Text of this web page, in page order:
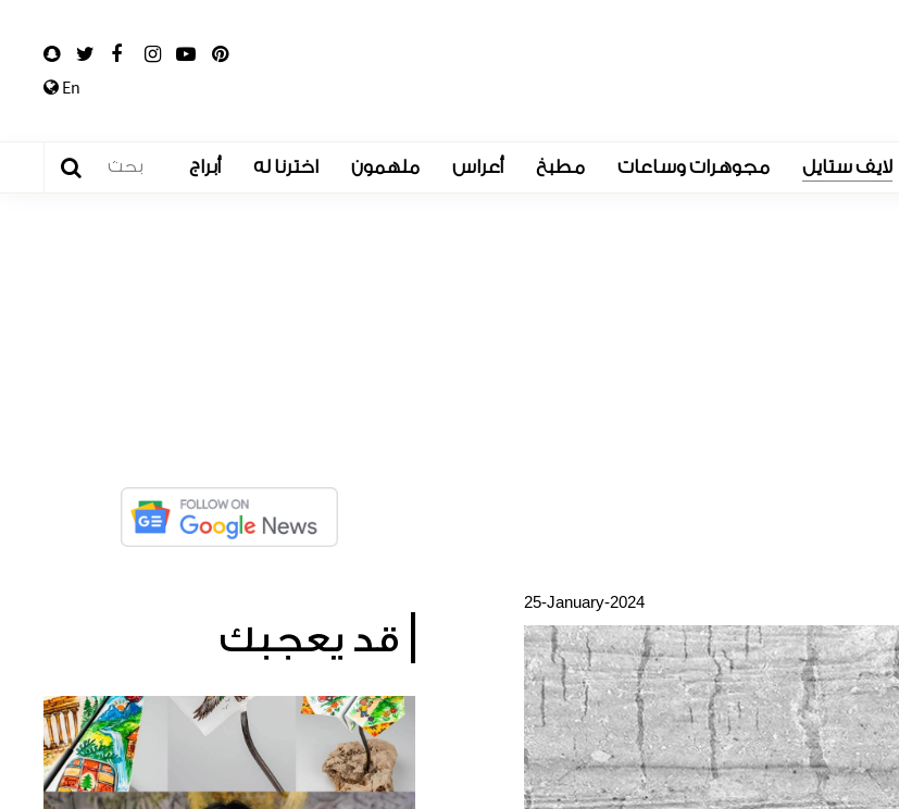
En
لايف ستايل مجوهرات وساعات مطبخ أعراس ملهمون اخترنا له أبراج
25-January-2024
قد يعجبك